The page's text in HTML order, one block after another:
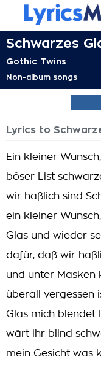
Schwarzes
Gothic Twins
Non-album songs
Lyrics to
Ein kleiner
böser List
wir häßlich sind
ein kleiner
Glas und wieder
dafür, daß wir
und unter Masken
überall vergessen
Glas mich blendet
wärt ihr blind
mein Gesicht was